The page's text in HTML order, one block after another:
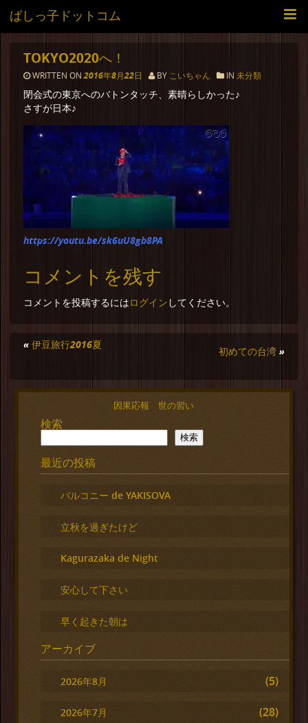
ばしっ子ドットコム
TOKYO2020へ！
WRITTEN ON 2016年8月22日 BY こいちゃん IN 未分類
閉会式の東京へのバトンタッチ、素晴らしかった♪
さすが日本♪
https://youtu.be/sk6uU8gb8PA
コメントを残す
コメントを投稿するにはログイン してください。
« 伊豆旅行2016夏
初めての台湾 »
因果応報 世の習い
検索
検索
最近の投稿
バルコニー de YAKISOVA
立秋を過ぎたけど
Kagurazaka de Night
安心して下さい
早く起きた朝は
アーカイブ
2026年8月 (5)
2026年7月 (28)